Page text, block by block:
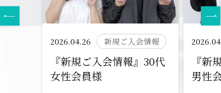
2026.04.26 新規ご入会情報
『新規ご入会情報』30代
女性会員様
『新
男性